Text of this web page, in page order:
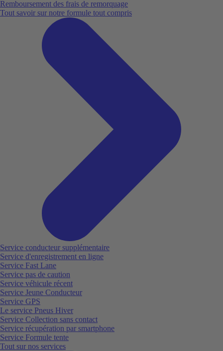
Remboursement des frais de remorquage
Tout savoir sur notre formule tout compris
Service conducteur supplémentaire
Service d'enregistrement en ligne
Service Fast Lane
Service pas de caution
Service véhicule récent
Service Jeune Conducteur
Service GPS
Le service Pneus Hiver
Service Collection sans contact
Service récupération par smartphone
Service Formule tente
Tout sur nos services